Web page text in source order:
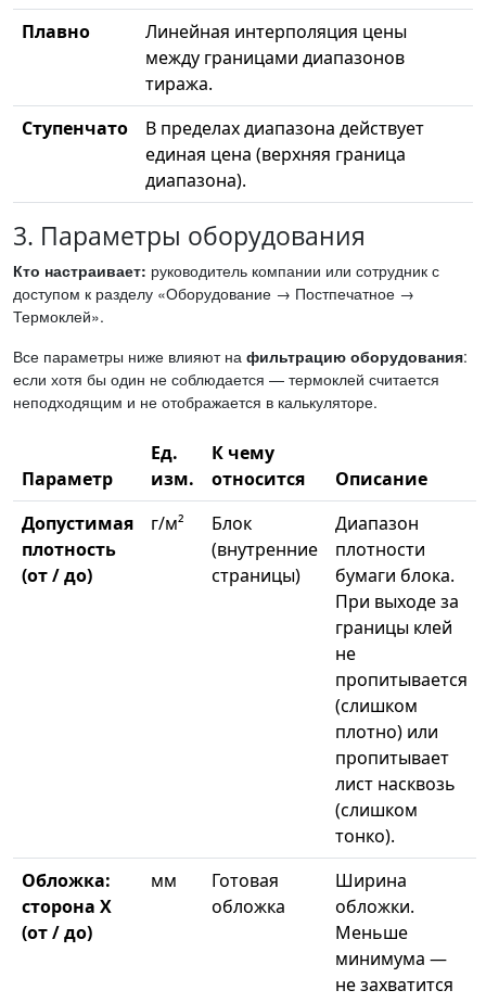
Плавно
Линейная интерполяция цены
между границами диапазонов
тиража.
Ступенчато
В пределах диапазона действует
единая цена (верхняя граница
диапазона).
3. Параметры оборудования
Кто настраивает: руководитель компании или сотрудник с
доступом к разделу «Оборудование → Постпечатное →
Термоклей».
Все параметры ниже влияют на фильтрацию оборудования:
если хотя бы один не соблюдается — термоклей считается
неподходящим и не отображается в калькуляторе.
Параметр
Ед.
изм.
К чему
относится
Описание
Допустимая
плотность
(от / до)
г/м²
Блок
(внутренние
страницы)
Диапазон
плотности
бумаги блока.
При выходе за
границы клей
не
пропитывается
(слишком
плотно) или
пропитывает
лист насквозь
(слишком
тонко).
Обложка:
сторона X
(от / до)
мм
Готовая
обложка
Ширина
обложки.
Меньше
минимума —
не захватится